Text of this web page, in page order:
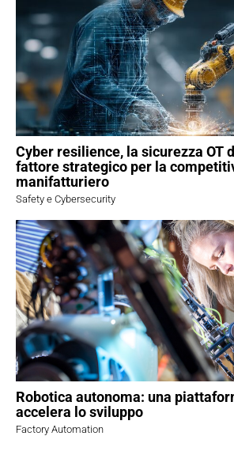
Cyber resilience, la sicurezza OT
fattore strategico per la
manifatturiero
Safety e Cybersecurity
Robotica autonoma: una
accelera lo sviluppo
Factory Automation